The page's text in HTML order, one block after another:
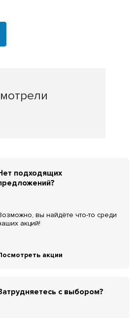
подходящих
вы найдёте что-то среди
акций!
акции
с выбором?